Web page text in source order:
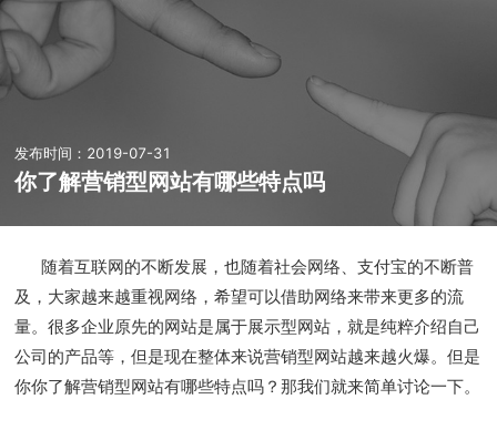
发布时间：2019-07-31
你了解营销型网站有哪些特点吗
随着互联网的不断发展，也随着社会网络、支付宝的不断普
及，大家越来越重视网络，希望可以借助网络来带来更多的流
量。很多企业原先的网站是属于展示型网站，就是纯粹介绍自己
公司的产品等，但是现在整体来说营销型网站越来越火爆。但是
你你了解营销型网站有哪些特点吗？那我们就来简单讨论一下。